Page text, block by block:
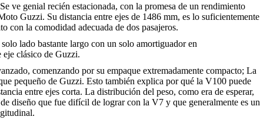
ve genial recién estacionada, con la promesa de un rendimiento
Guzzi. Su distancia entre ejes de 1486 mm, es lo suficientemente
con la comodidad adecuada de dos pasajeros.
lado bastante largo con un solo amortiguador en
clásico de Guzzi.
comenzando por su empaque extremadamente compacto; La
pequeño de Guzzi. Esto también explica por qué la V100 puede
entre ejes corta. La distribución del peso, como era de esperar,
diseño que fue difícil de lograr con la V7 y que generalmente es un